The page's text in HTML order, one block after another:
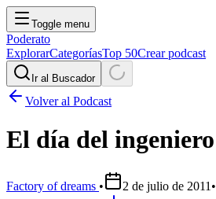
Toggle menu
Poderato
ExplorarCategoríasTop 50Crear podcast
Ir al Buscador
Volver al Podcast
El día del ingeniero
Factory of dreams • 2 de julio de 2011 •